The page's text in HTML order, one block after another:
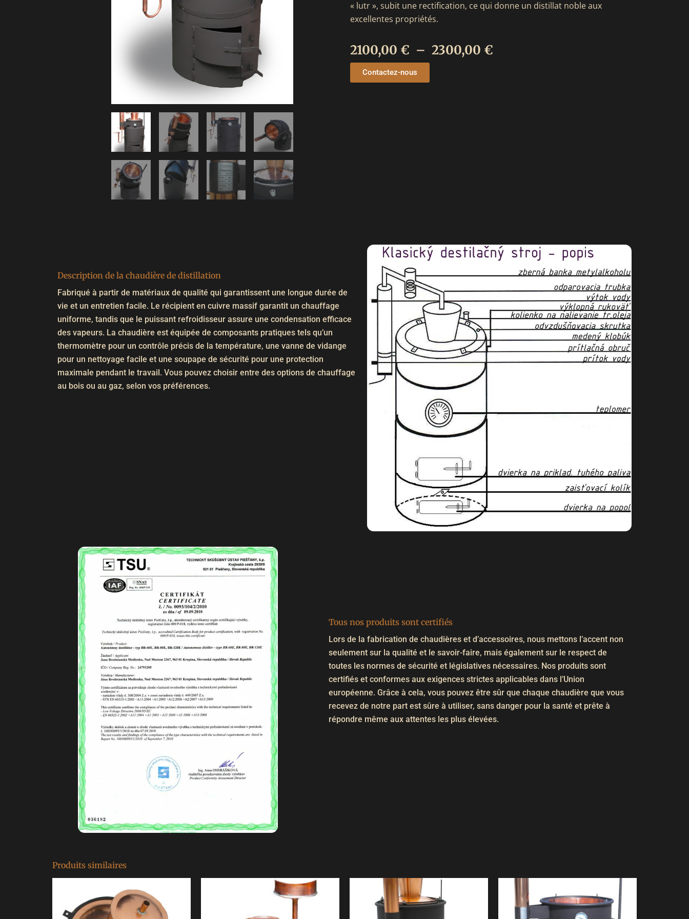
« lutr », subit une rectification, ce qui donne un distillat noble aux
excellentes propriétés.
2100,00 € – 2300,00 €
Contactez-nous
Description de la chaudière de distillation
Fabriqué à partir de matériaux de qualité qui garantissent une longue durée de
vie et un entretien facile. Le récipient en cuivre massif garantit un chauffage
uniforme, tandis que le puissant refroidisseur assure une condensation efficace
des vapeurs. La chaudière est équipée de composants pratiques tels qu’un
thermomètre pour un contrôle précis de la température, une vanne de vidange
pour un nettoyage facile et une soupape de sécurité pour une protection
maximale pendant le travail. Vous pouvez choisir entre des options de chauffage
au bois ou au gaz, selon vos préférences.
Tous nos produits sont certifiés
Lors de la fabrication de chaudières et d’accessoires, nous mettons l’accent non
seulement sur la qualité et le savoir-faire, mais également sur le respect de
toutes les normes de sécurité et législatives nécessaires. Nos produits sont
certifiés et conformes aux exigences strictes applicables dans l’Union
européenne. Grâce à cela, vous pouvez être sûr que chaque chaudière que vous
recevez de notre part est sûre à utiliser, sans danger pour la santé et prête à
répondre même aux attentes les plus élevées.
Produits similaires
Plage
prix :
Ce
produit
prix :
2100,00 €
produit
a